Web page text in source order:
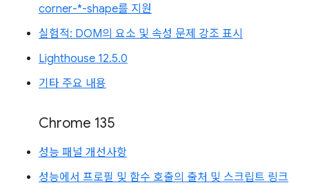
corner-*-shape를 지원
실험적: DOM의 요소 및 속성 문제 강조 표시
Lighthouse 12.5.0
기타 주요 내용
Chrome 135
성능 패널 개선사항
성능에서 프로필 및 함수 호출의 출처 및 스크립트 링크